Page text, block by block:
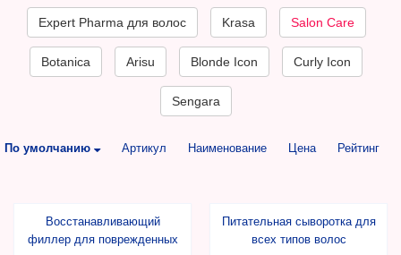
Expert Pharma для волос Krasa Salon Care
Botanica Arisu Blonde Icon Curly Icon
Sengara
По умолчанию Артикул Наименование Цена Рейтинг
Восстанавливающий
филлер для поврежденных
Питательная сыворотка для
всех типов волос